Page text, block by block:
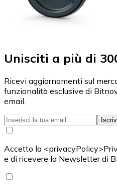
Unisciti a più di
Ricevi aggiornamenti sul
funzionalità esclusive di
email.
Accetto la
e di ricevere la Newsletter di